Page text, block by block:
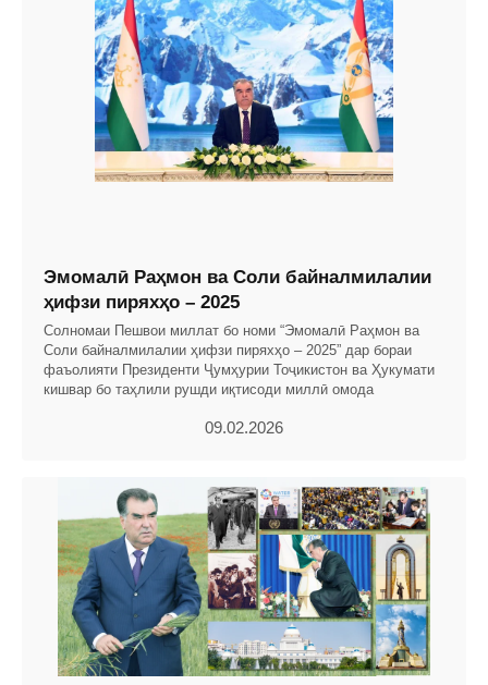
Эмомалӣ Раҳмон ва Соли байналмилалии
ҳифзи пиряхҳо – 2025
Солномаи Пешвои миллат бо номи “Эмомалӣ Раҳмон ва
Соли байналмилалии ҳифзи пиряхҳо – 2025” дар бораи
фаъолияти Президенти Ҷумҳурии Тоҷикистон ва Ҳукумати
кишвар бо таҳлили рушди иқтисоди миллӣ омода
09.02.2026